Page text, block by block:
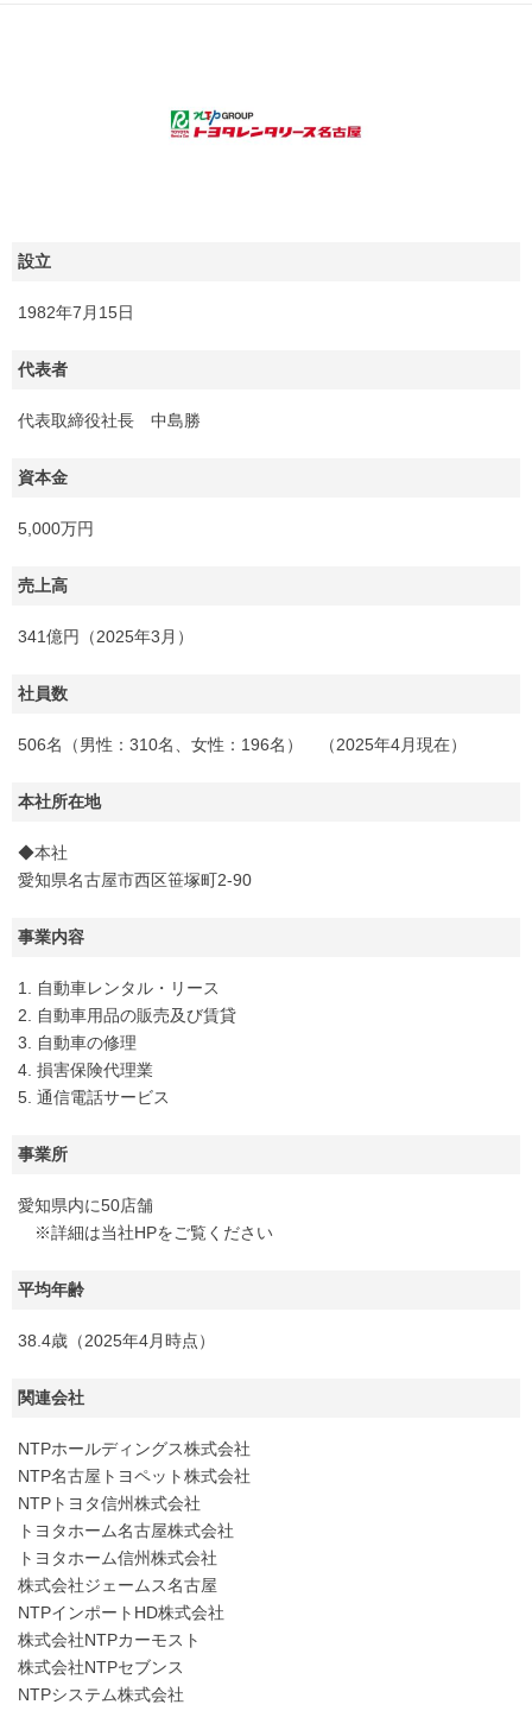
設立
1982年7月15日
代表者
代表取締役社長 中島勝
資本金
5,000万円
売上高
341億円（2025年3月）
社員数
506名（男性：310名、女性：196名） （2025年4月現在）
本社所在地
◆本社
愛知県名古屋市西区笹塚町2-90
事業内容
1. 自動車レンタル・リース
2. 自動車用品の販売及び賃貸
3. 自動車の修理
4. 損害保険代理業
5. 通信電話サービス
事業所
愛知県内に50店舗
※詳細は当社HPをご覧ください
平均年齢
38.4歳（2025年4月時点）
関連会社
NTPホールディングス株式会社
NTP名古屋トヨペット株式会社
NTPトヨタ信州株式会社
トヨタホーム名古屋株式会社
トヨタホーム信州株式会社
株式会社ジェームス名古屋
NTPインポートHD株式会社
株式会社NTPカーモスト
株式会社NTPセブンス
NTPシステム株式会社